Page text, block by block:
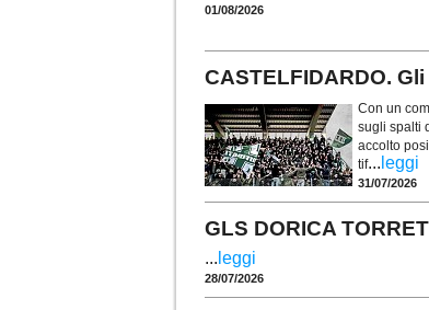
01/08/2026
CASTELFIDARDO.
Con un
sugli spalti
accolto
tif... leggi
31/07/2026
GLS DORICA
... leggi
28/07/2026